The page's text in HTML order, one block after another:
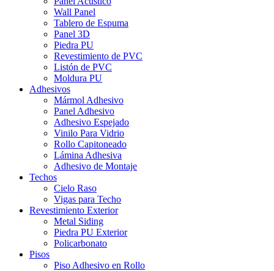
Wall Panel
Tablero de Espuma
Panel 3D
Piedra PU
Revestimiento de PVC
Listón de PVC
Moldura PU
Adhesivos
Mármol Adhesivo
Panel Adhesivo
Adhesivo Espejado
Vinilo Para Vidrio
Rollo Capitoneado
Lámina Adhesiva
Adhesivo de Montaje
Techos
Cielo Raso
Vigas para Techo
Revestimiento Exterior
Metal Siding
Piedra PU Exterior
Policarbonato
Pisos
Piso Adhesivo en Rollo